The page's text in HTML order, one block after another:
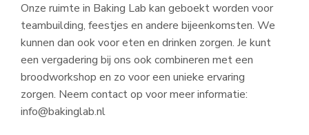
Onze ruimte in Baking Lab kan geboekt worden voor
teambuilding, feestjes en andere bijeenkomsten. We
kunnen dan ook voor eten en drinken zorgen. Je kunt
een vergadering bij ons ook combineren met een
broodworkshop en zo voor een unieke ervaring
zorgen. Neem contact op voor meer informatie:
info@bakinglab.nl